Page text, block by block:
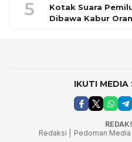
5
Kotak Suara
Dibawa Kabur
IKUTI MEDIA
Redaksi |
Pedoman Media